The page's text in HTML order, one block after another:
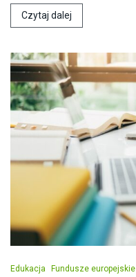
Czytaj dalej
Edukacja Fundusze europejskie